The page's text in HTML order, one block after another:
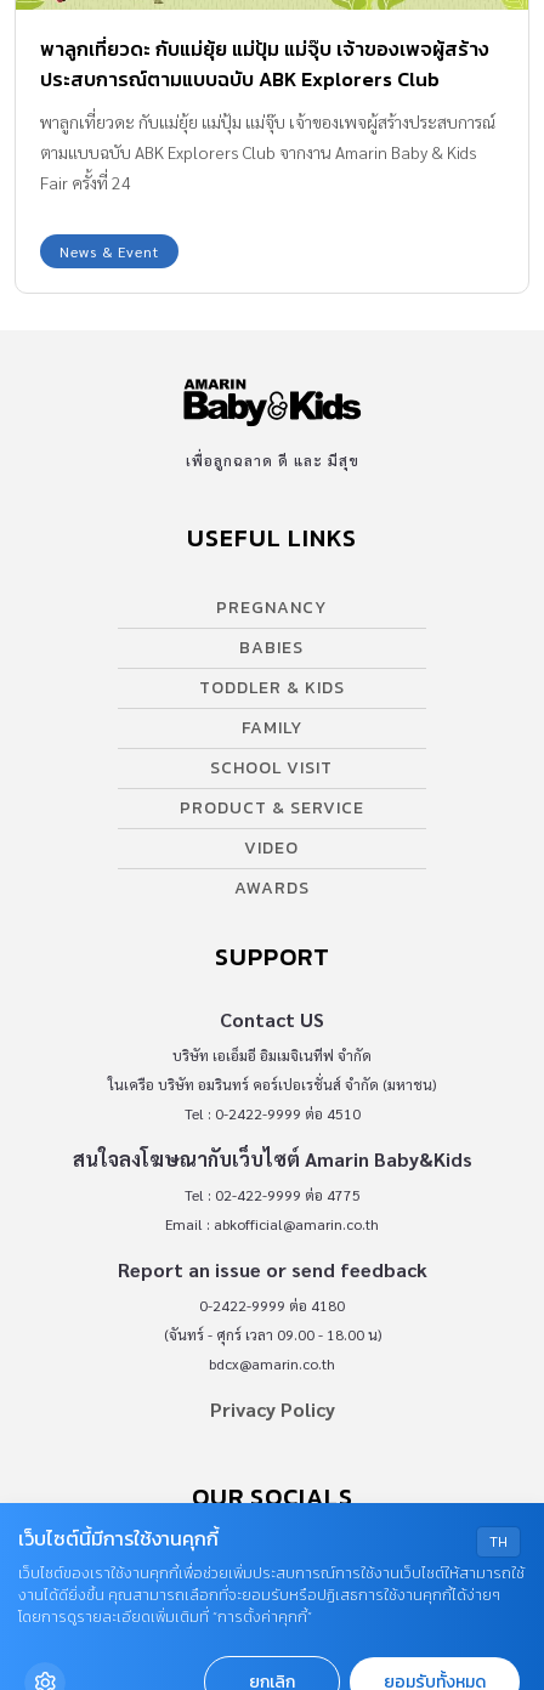
พาลูกเที่ยวดะ กับแม่ยุ้ย แม่ปุ้ม แม่จุ๊บ เจ้าของเพจผู้สร้าง
ประสบการณ์ตามแบบฉบับ ABK Explorers Club
พาลูกเที่ยวดะ กับแม่ยุ้ย แม่ปุ้ม แม่จุ๊บ เจ้าของเพจผู้สร้างประสบการณ์
ตามแบบฉบับ ABK Explorers Club จากงาน Amarin Baby & Kids
Fair ครั้งที่ 24
News & Event
เพื่อลูกฉลาด ดี และ มีสุข
USEFUL LINKS
PREGNANCY
BABIES
TODDLER & KIDS
FAMILY
SCHOOL VISIT
PRODUCT & SERVICE
VIDEO
AWARDS
SUPPORT
Contact US
บริษัท เอเอ็มอี อิมเมจิเนทีฟ จำกัด
ในเครือ บริษัท อมรินทร์ คอร์เปอเรชั่นส์ จำกัด (มหาชน)
Tel : 0-2422-9999 ต่อ 4510
สนใจลงโฆษณากับเว็บไซต์ Amarin Baby&Kids
Tel : 02-422-9999 ต่อ 4775
Email : abkofficial@amarin.co.th
Report an issue or send feedback
0-2422-9999 ต่อ 4180
(จันทร์ - ศุกร์ เวลา 09.00 - 18.00 น)
bdcx@amarin.co.th
Privacy Policy
OUR SOCIALS
© COPYRIGHT 2026
TH
เว็บไซต์นี้มีการใช้งานคุกกี้
เว็บไซต์ของเราใช้งานคุกกี้เพื่อช่วยเพิ่มประสบการณ์การใช้งานเว็บไซต์ให้สามารถใช้
งานได้ดียิ่งขึ้น คุณสามารถเลือกที่จะยอมรับหรือปฏิเสธการใช้งานคุกกี้ได้ง่ายๆ
โดยการดูรายละเอียดเพิ่มเติมที่ “การตั้งค่าคุกกี้”
ยกเลิก ยอมรับทั้งหมด